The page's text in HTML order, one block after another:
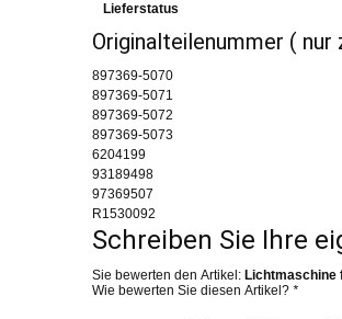
Lieferstatus
Originalteilenummer (
897369-5070
897369-5071
897369-5072
897369-5073
6204199
93189498
97369507
R1530092
Schreiben Sie Ihre
Sie bewerten den Artikel: Lichtmaschine
Wie bewerten Sie diesen Artikel?*